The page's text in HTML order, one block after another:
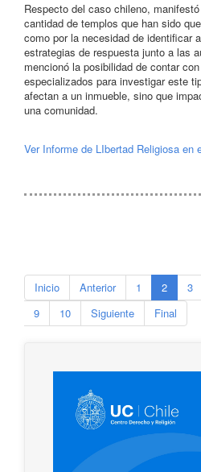
Respecto del caso chileno,
cantidad de templos que han sido
como por la necesidad de identificar
estrategias de respuesta junto a las
mencionó la posibilidad de contar
especializados para investigar este
afectan a un inmueble, sino que
una comunidad.
Ver Informe de LIbertad Religiosa en
Inicio Anterior 1 2 3
9
10 Siguiente Final